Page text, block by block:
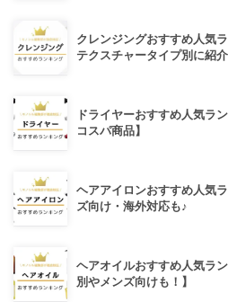
クレンジングおすすめ人気
テクスチャータイプ別に紹介
ドライヤーおすすめ人気ラ
コスパ商品】
ヘアアイロンおすすめ人気
ズ向け・海外対応も♪
ヘアオイルおすすめ人気ラ
別やメンズ向けも！】